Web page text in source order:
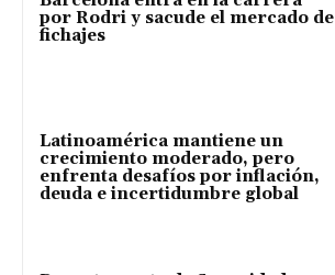
por Rodri y sacude el mercado de
fichajes
Latinoamérica mantiene un
crecimiento moderado, pero
enfrenta desafíos por inflación,
deuda e incertidumbre global